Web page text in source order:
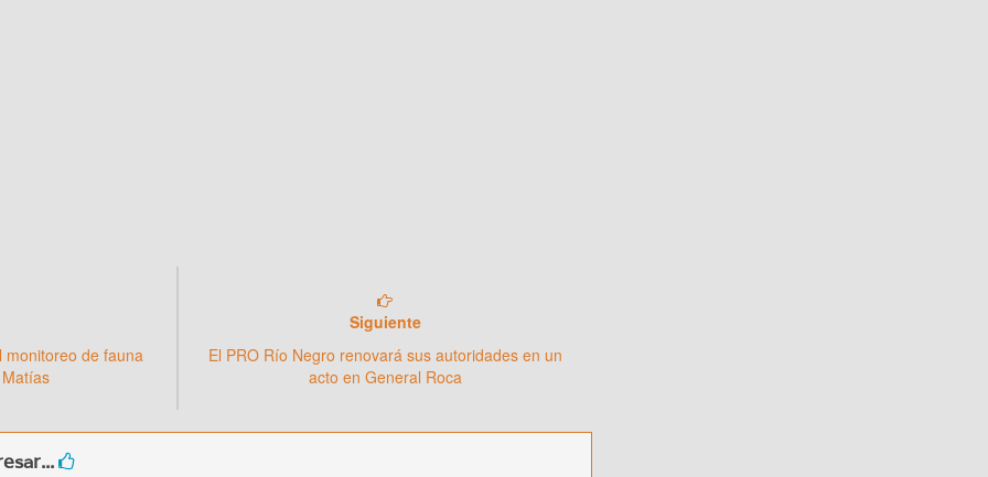
monitoreo de fauna
Siguiente
El PRO Río Negro renovará sus autoridades en un
acto en General Roca